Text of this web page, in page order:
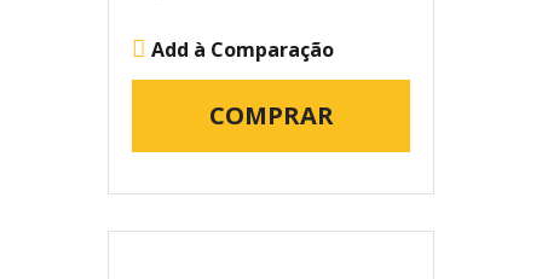
Add à Comparação
COMPRAR